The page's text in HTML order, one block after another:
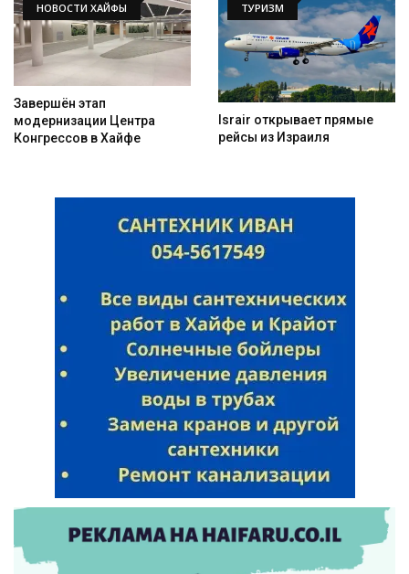
Искать
НОВОСТИ ХАЙФЫ
Завершён этап
модернизации Центра
Конгрессов в Хайфе
ТУРИЗМ
Israir открывает прямые
рейсы из Израиля